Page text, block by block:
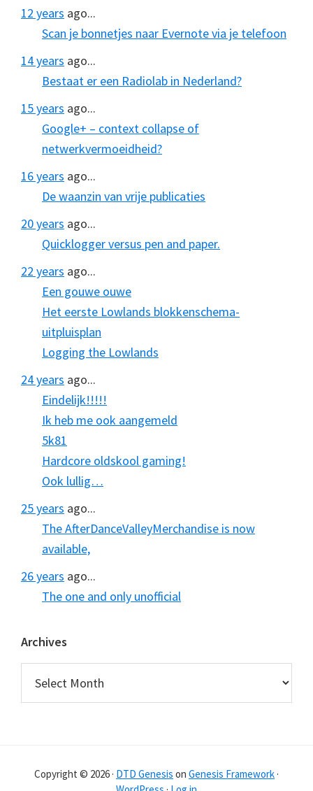
12 years ago...
Scan je bonnetjes naar Evernote via je telefoon
14 years ago...
Bestaat er een Radiolab in Nederland?
15 years ago...
Google+ – context collapse of
netwerkvermoeidheid?
16 years ago...
De waanzin van vrije publicaties
20 years ago...
Quicklogger versus pen and paper.
22 years ago...
Een gouwe ouwe
Het eerste Lowlands blokkenschema-
uitpluisplan
Logging the Lowlands
24 years ago...
Eindelijk!!!!!
Ik heb me ook aangemeld
5k81
Hardcore oldskool gaming!
Ook lullig…
25 years ago...
The AfterDanceValleyMerchandise is now
available,
26 years ago...
The one and only unofficial
Archives
Copyright © 2026 · DTD Genesis on Genesis Framework ·